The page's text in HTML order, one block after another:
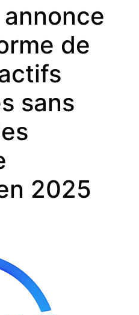
de
sans
2025